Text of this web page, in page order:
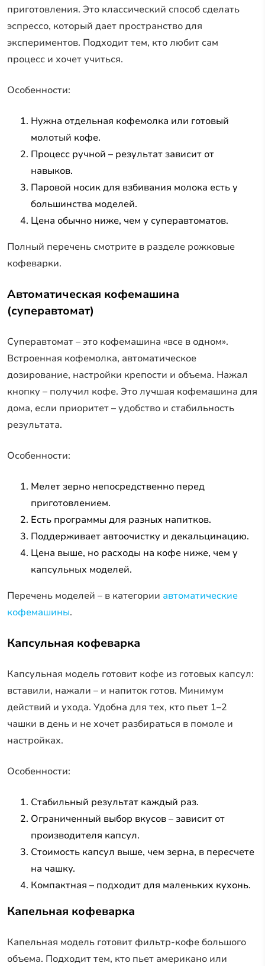
приготовления. Это классический способ сделать
эспрессо, который дает пространство для
экспериментов. Подходит тем, кто любит сам
процесс и хочет учиться.
Особенности:
Нужна отдельная кофемолка или готовый
молотый кофе.
Процесс ручной – результат зависит от
навыков.
Паровой носик для взбивания молока есть у
большинства моделей.
Цена обычно ниже, чем у суперавтоматов.
Полный перечень смотрите в разделе рожковые
кофеварки.
Автоматическая кофемашина
(суперавтомат)
Суперавтомат – это кофемашина «все в одном».
Встроенная кофемолка, автоматическое
дозирование, настройки крепости и объема. Нажал
кнопку – получил кофе. Это лучшая кофемашина для
дома, если приоритет – удобство и стабильность
результата.
Особенности:
Мелет зерно непосредственно перед
приготовлением.
Есть программы для разных напитков.
Поддерживает автоочистку и декальцинацию.
Цена выше, но расходы на кофе ниже, чем у
капсульных моделей.
Перечень моделей – в категории автоматические
кофемашины.
Капсульная кофеварка
Капсульная модель готовит кофе из готовых капсул:
вставили, нажали – и напиток готов. Минимум
действий и ухода. Удобна для тех, кто пьет 1–2
чашки в день и не хочет разбираться в помоле и
настройках.
Особенности:
Стабильный результат каждый раз.
Ограниченный выбор вкусов – зависит от
производителя капсул.
Стоимость капсул выше, чем зерна, в пересчете
на чашку.
Компактная – подходит для маленьких кухонь.
Капельная кофеварка
Капельная модель готовит фильтр-кофе большого
объема. Подходит тем, кто пьет американо или